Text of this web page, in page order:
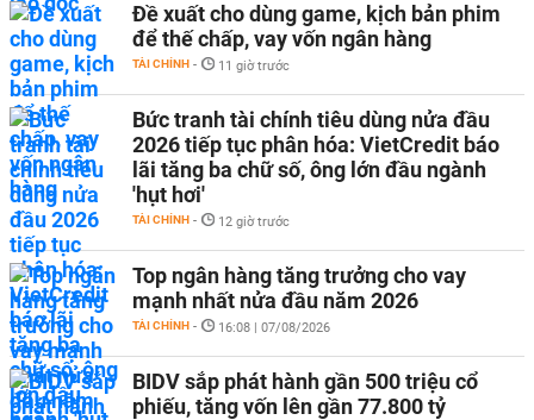
Đề xuất cho dùng game, kịch bản phim
để thế chấp, vay vốn ngân hàng
TÀI CHÍNH - 11 giờ trước
Bức tranh tài chính tiêu dùng nửa đầu
2026 tiếp tục phân hóa: VietCredit báo
lãi tăng ba chữ số, ông lớn đầu ngành
'hụt hơi'
TÀI CHÍNH - 12 giờ trước
Top ngân hàng tăng trưởng cho vay
mạnh nhất nửa đầu năm 2026
TÀI CHÍNH - 16:08 | 07/08/2026
BIDV sắp phát hành gần 500 triệu cổ
phiếu, tăng vốn lên gần 77.800 tỷ